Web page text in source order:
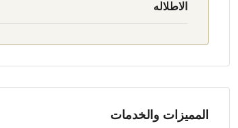
الاطلاله
المميزات والخدمات